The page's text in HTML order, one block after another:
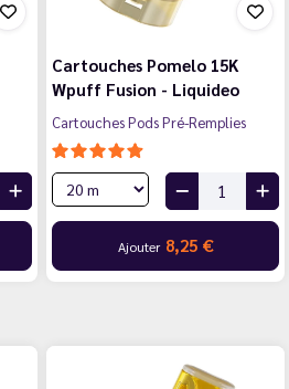
Cartouches Pomelo 15K
Wpuff Fusion - Liquideo
Cartouches Pods Pré-Remplies
Ajouter 8,25 €